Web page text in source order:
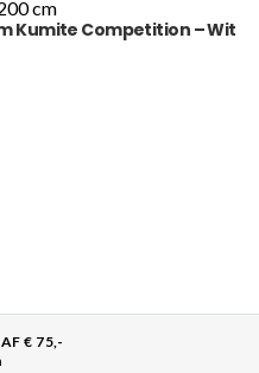
cm
Kumite Competition – Wit
€ 75,-